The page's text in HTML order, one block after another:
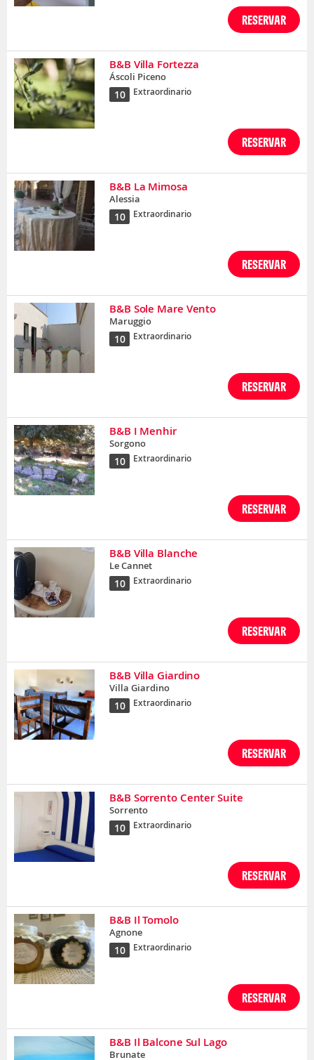
RESERVAR
B&B Villa Fortezza
Áscoli Piceno
10 Extraordinario
RESERVAR
B&B La Mimosa
Alessia
10 Extraordinario
RESERVAR
B&B Sole Mare Vento
Maruggio
10 Extraordinario
RESERVAR
B&B I Menhir
Sorgono
10 Extraordinario
RESERVAR
B&B Villa Blanche
Le Cannet
10 Extraordinario
RESERVAR
B&B Villa Giardino
Villa Giardino
10 Extraordinario
RESERVAR
B&B Sorrento Center Suite
Sorrento
10 Extraordinario
RESERVAR
B&B Il Tomolo
Agnone
10 Extraordinario
RESERVAR
B&B Il Balcone Sul Lago
Brunate